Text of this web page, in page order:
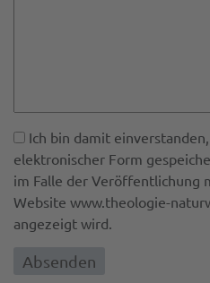
Ich bin damit
elektronischer Form
im Falle der Veröffentlichung
Website www.theologie-
angezeigt wird.